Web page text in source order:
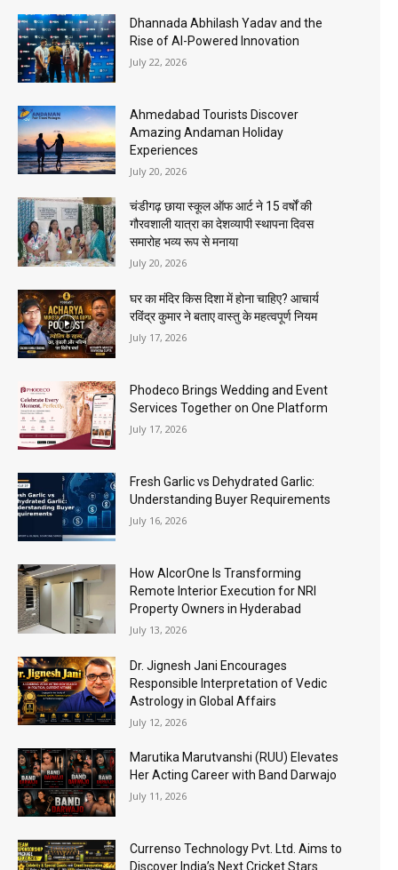
Dhannada Abhilash Yadav and the
Rise of AI-Powered Innovation
July 22, 2026
Ahmedabad Tourists Discover
Amazing Andaman Holiday
Experiences
July 20, 2026
चंडीगढ़ छाया स्कूल ऑफ आर्ट ने 15 वर्षों की
गौरवशाली यात्रा का देशव्यापी स्थापना दिवस
समारोह भव्य रूप से मनाया
July 20, 2026
घर का मंदिर किस दिशा में होना चाहिए? आचार्य
रविंद्र कुमार ने बताए वास्तु के महत्वपूर्ण नियम
July 17, 2026
Phodeco Brings Wedding and Event
Services Together on One Platform
July 17, 2026
Fresh Garlic vs Dehydrated Garlic:
Understanding Buyer Requirements
July 16, 2026
How AlcorOne Is Transforming
Remote Interior Execution for NRI
Property Owners in Hyderabad
July 13, 2026
Dr. Jignesh Jani Encourages
Responsible Interpretation of Vedic
Astrology in Global Affairs
July 12, 2026
Marutika Marutvanshi (RUU) Elevates
Her Acting Career with Band Darwajo
July 11, 2026
Currenso Technology Pvt. Ltd. Aims to
Discover India’s Next Cricket Stars